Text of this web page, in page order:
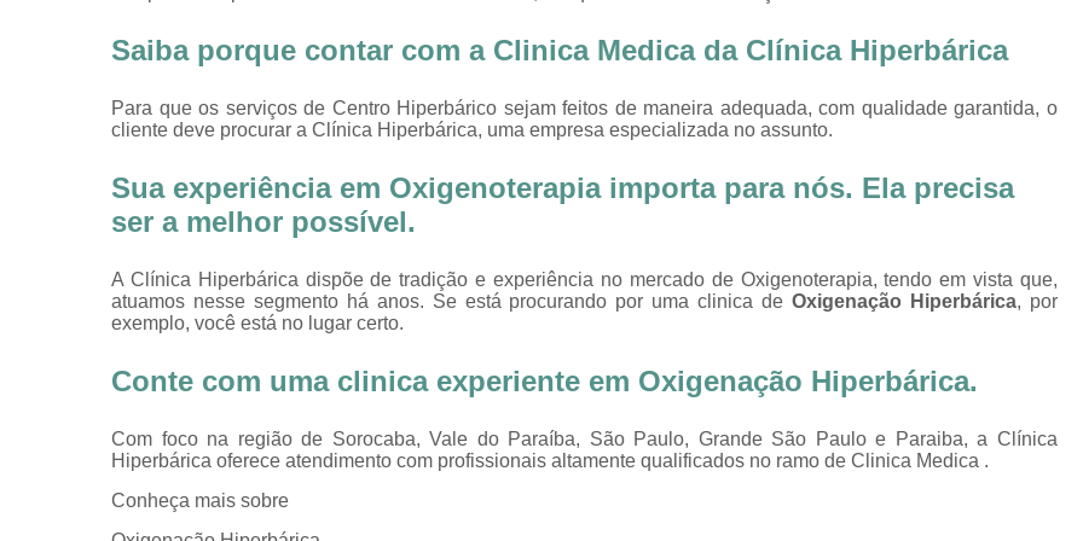
Oxigenoterapia Tratamento de Pé
Oxigenoterapia Hiperbárica
Oxigenoterapia Hiperbárica em Sorocaba
Oxigenoterapia Hiperbárica Ferida
Oxigenoterapia Hiperbárica
Oxigenoterapia Hiperbárica Tratamento de
Sessão Hiperbárica
Sessão Hiperbárica em Sorocaba
Saiba porque contar com a Clinica Medica da Clínica Hiperbárica
Para que os serviços de Centro Hiperbárico sejam feitos de maneira adequada, com qualidade garantida, o
cliente deve procurar a Clínica Hiperbárica, uma empresa especializada no assunto.
Sua experiência em Oxigenoterapia importa para nós. Ela precisa
ser a melhor possível.
A Clínica Hiperbárica dispõe de tradição e experiência no mercado de Oxigenoterapia, tendo em vista que,
atuamos nesse segmento há anos. Se está procurando por uma clinica deOxigenação Hiperbárica, por
exemplo, você está no lugar certo.
Conte com uma clinica experiente em Oxigenação Hiperbárica.
Com foco na região de Sorocaba, Vale do Paraíba, São Paulo, Grande São Paulo e Paraiba, a Clínica
Hiperbárica oferece atendimento com profissionais altamente qualificados no ramo de Clinica Medica .
Conheça mais sobre